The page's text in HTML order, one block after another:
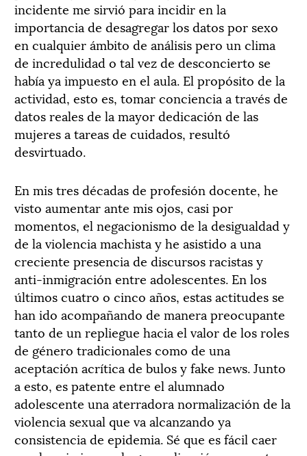
incidente me sirvió para incidir en la
importancia de desagregar los datos por sexo
en cualquier ámbito de análisis pero un clima
de incredulidad o tal vez de desconcierto se
había ya impuesto en el aula. El propósito de la
actividad, esto es, tomar conciencia a través de
datos reales de la mayor dedicación de las
mujeres a tareas de cuidados, resultó
desvirtuado.
En mis tres décadas de profesión docente, he
visto aumentar ante mis ojos, casi por
momentos, el negacionismo de la desigualdad y
de la violencia machista y he asistido a una
creciente presencia de discursos racistas y
anti-inmigración entre adolescentes. En los
últimos cuatro o cinco años, estas actitudes se
han ido acompañando de manera preocupante
tanto de un repliegue hacia el valor de los roles
de género tradicionales como de una
aceptación acrítica de bulos y fake news. Junto
a esto, es patente entre el alumnado
adolescente una aterradora normalización de la
violencia sexual que va alcanzando ya
consistencia de epidemia. Sé que es fácil caer